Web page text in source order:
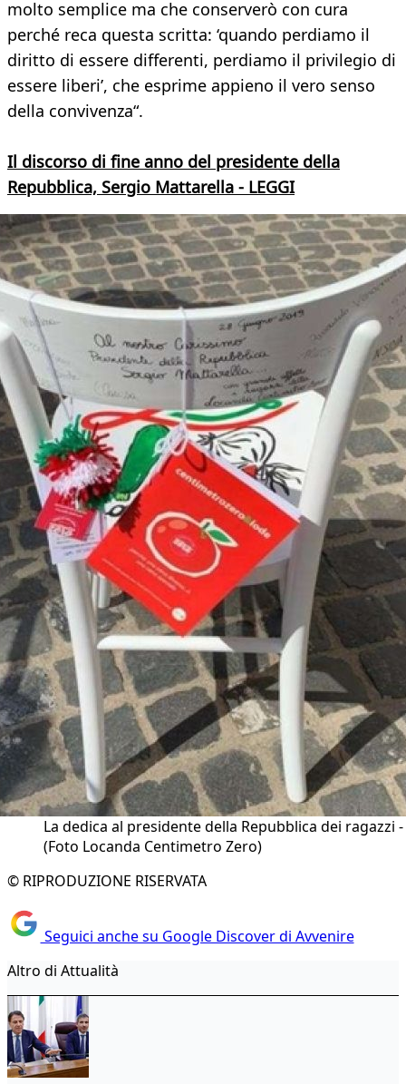
molto semplice ma che conserverò con cura
perché reca questa scritta: ‘quando perdiamo il
diritto di essere differenti, perdiamo il privilegio di
essere liberi’, che esprime appieno il vero senso
della convivenza“.
Il discorso di fine anno del presidente della
Repubblica, Sergio Mattarella - LEGGI
La dedica al presidente della Repubblica dei ragazzi -
(Foto Locanda Centimetro Zero)
© RIPRODUZIONE RISERVATA
Seguici anche su Google Discover di Avvenire
Altro di Attualità